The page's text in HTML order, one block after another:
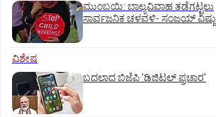
ಮುಂಬಯಿ: ಬಾಲ್ಯವಿವಾಹ ತಡೆಗಟ್ಟಲು
ಸಾರ್ವಜನಿಕ ಚಳವಳಿ- ಸಂಜಯ್‌ ವಿಷ್ಣು
ವಿಶೇಷ
ಬದಲಾದ ಬಿಜೆಪಿ 'ಡಿಜಿಟಲ್‌ ಪ್ರಚಾರ'